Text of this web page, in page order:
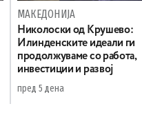
МАКЕДОНИЈА
Николоски од Крушево:
Илинденските идеали ги
продолжуваме со работа,
инвестиции и развој
пред 5 дена